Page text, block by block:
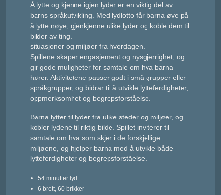
Å lytte og kjenne igjen lyderer en viktig del av
barnsspråkutvikling. Med lydlottofår barna øve på
å lytte nøye, gjenkjenne ulike lyder og koble dem til
bilder av ting,
situasjoner og miljøer fra hverdagen.
Spillene skaper engasjement og nysgjerrighet, og
gir gode muligheter for samtale om hva barna
hører. Aktivitetene passer godt i små gruppereller
språkgrupper, og bidrartil å utvikle lytteferdigheter,
oppmerksomhet og begrepsforståelse.
Barna lytter til lyder fra ulike steder og miljøer, og
kobler lydene til riktig bilde. Spillet inviterer til
samtale om hva som skjer i de forskjellige
miljøene, og hjelper barna med å utvikle både
lytteferdigheter og begrepsforståelse.
54 minutter lyd
6 brett, 60 brikker